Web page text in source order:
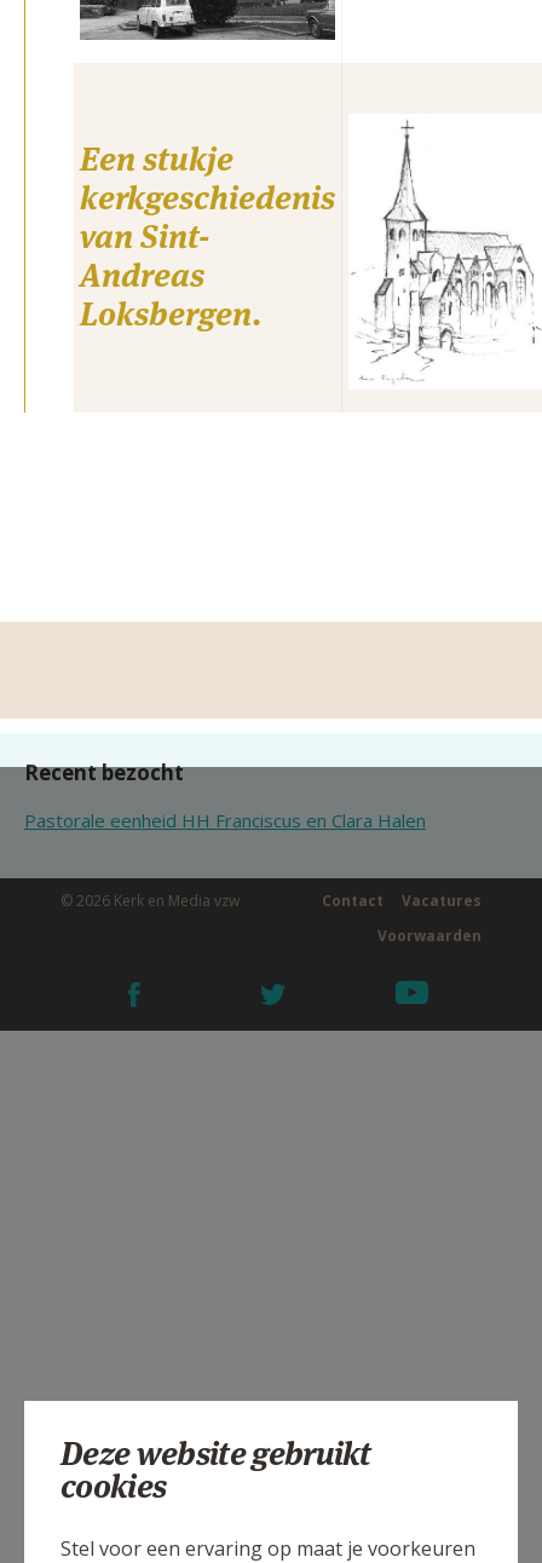
Een stukje
kerkgeschiedenis
van Sint-
Andreas
Loksbergen.
PE
Pieter
Recent bezocht
Pastorale eenheid HH Franciscus en Clara Halen
© 2026 Kerk en Media vzw Vacatures
Contact
Voorwaarden
Deze website gebruikt
cookies
Stel voor een ervaring op maat je voorkeuren